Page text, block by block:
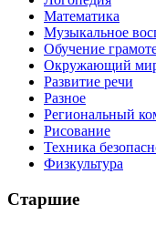
Математика
Музыкальное
Обучение
Окружающий
Развитие речи
Разное
Региональный
Рисование
Техника
Физкультура
Старшие